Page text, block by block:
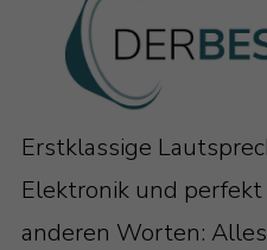
Erstklassige
Elektronik und
anderen Worten: